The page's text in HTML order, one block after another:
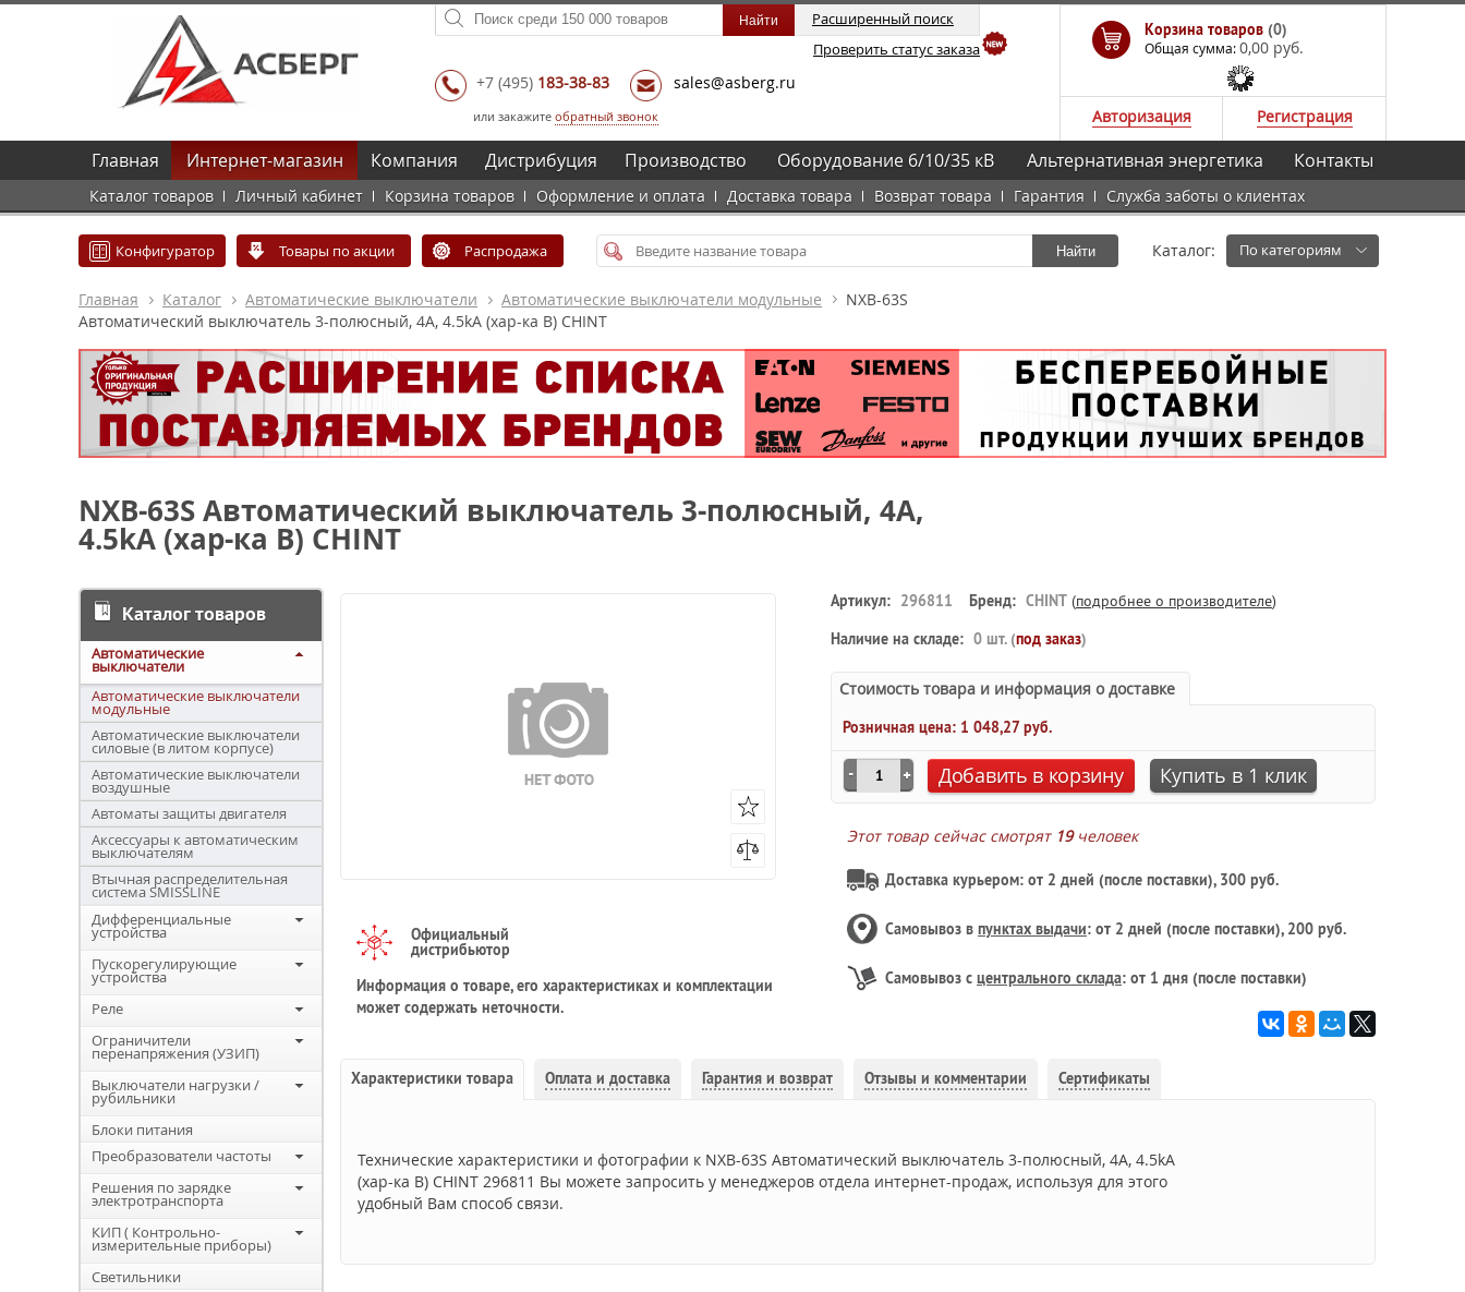
Расширенный поиск
Проверить статус заказа
+7 (495) 183-38-83 sales@asberg.ru
или закажите обратный звонок
Корзина товаров (0)
Общая сумма:0,00 руб.
Авторизация Регистрация
Главная Интернет-магазин
Каталог товаров Личный кабинет Корзина товаров Оформление и оплата Доставка товара Возврат товара Гарантия Служба заботы о клиентах
Компания Дистрибуция Производство Оборудование 6/10/35 кВ Альтернативная энергетика Контакты
Конфигуратор Товары по акции Распродажа Найти Каталог: По категориям
Главная Каталог Автоматические выключатели Автоматические выключатели модульные
NXB-63S
Автоматический выключатель 3-полюсный, 4А, 4.5kA (хар-ка B) CHINT
NXB-63S Автоматический выключатель 3-полюсный, 4А,
4.5kA (хар-ка B) CHINT
Каталог товаров
Автоматические
выключатели
Автоматические выключатели
модульные
Автоматические выключатели
силовые (в литом корпусе)
Автоматические выключатели
воздушные
Автоматы защиты двигателя
Аксессуары к автоматическим
выключателям
Втычная распределительная
система SMISSLINE
Дифференциальные
устройства
Пускорегулирующие
устройства
Реле
Ограничители
перенапряжения (УЗИП)
Выключатели нагрузки /
рубильники
Блоки питания
Преобразователи частоты
Решения по зарядке
электротранспорта
КИП ( Контрольно-
измерительные приборы)
Светильники
Официальный
дистрибьютор
Информация о товаре, его характеристиках и комплектации
может содержать неточности.
Артикул: 296811 Бренд: CHINT (подробнее о производителе)
Наличие на складе: 0 шт. (под заказ)
Стоимость товара и информация о доставке
Розничная цена: 1 048,27 руб.
Добавить в корзину Купить в 1 клик
Этот товар сейчас смотрят 19человек
Доставка курьером: от 2 дней (после поставки), 300 руб.
Самовывоз в пунктах выдачи: от 2 дней (после поставки), 200 руб.
Самовывоз с центрального склада: от 1 дня (после поставки)
Характеристики товара Оплата и доставка Гарантия и возврат Отзывы и комментарии Сертификаты
Технические характеристики и фотографии к NXB-63S Автоматический выключатель 3-полюсный, 4А, 4.5kA
(хар-ка B) CHINT 296811 Вы можете запросить у менеджеров отдела интернет-продаж, используя для этого
удобный Вам способ связи.